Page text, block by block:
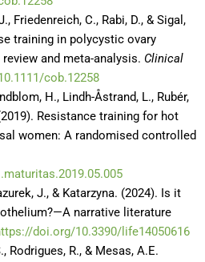
Friedenreich, C., Rabi, D., & Sigal,
training in polycystic ovary
and meta‐analysis. Clinical
cob.12258
H., Lindh-Åstrand, L., Rubér,
Resistance training for hot
women: A randomised controlled
J., & Katarzyna. (2024). Is it
narrative literature
doi.org/10.3390/life14050616
Rodrigues, R., & Mesas, A.E.